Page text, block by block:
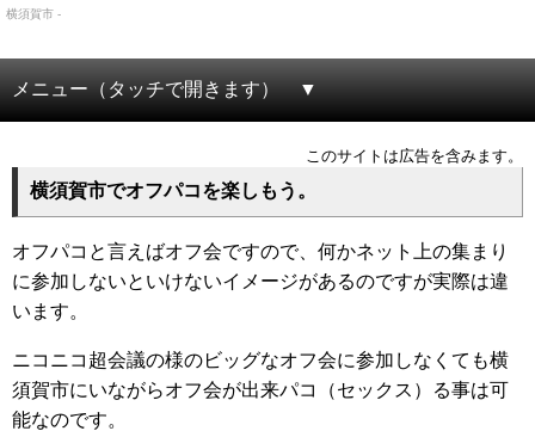
横須賀市 -
メニュー（タッチで開きます）
このサイトは広告を含みます。
横須賀市でオフパコを楽しもう。
オフパコと言えばオフ会ですので、何かネット上の集まり
に参加しないといけないイメージがあるのですが実際は違
います。
ニコニコ超会議の様のビッグなオフ会に参加しなくても横
須賀市にいながらオフ会が出来パコ（セックス）る事は可
能なのです。